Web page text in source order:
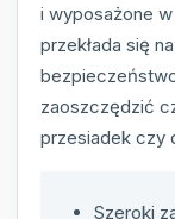
i wyposażone
przekłada się
zaoszczędzić
przesiadek czy
Szeroki